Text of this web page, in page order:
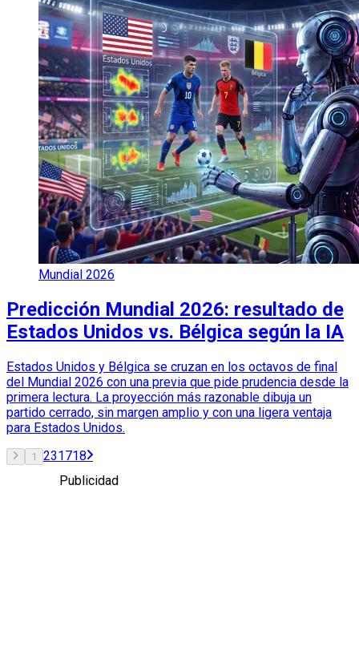
Mundial 2026
Predicción Mundial 2026: resultado de
Estados Unidos vs. Bélgica según la IA
Estados Unidos y Bélgica se cruzan en los octavos de final
del Mundial 2026 con una previa que pide prudencia desde la
primera lectura. La proyección más razonable dibuja un
partido cerrado, sin margen amplio y con una ligera ventaja
para Estados Unidos.
1 231718
Publicidad